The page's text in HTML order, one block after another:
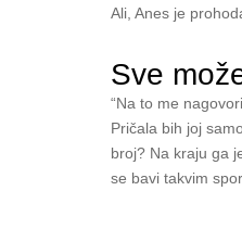
Ali, Anes je
Sve
“Na to me
Pričala bih joj
broj? Na kraju ga
se bavi takvim